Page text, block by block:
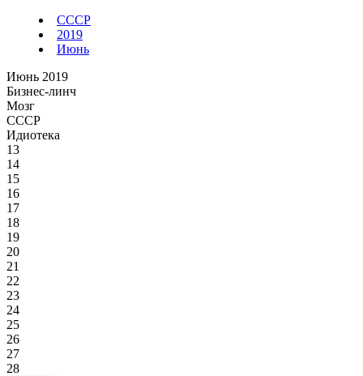
СССР
2019
Июнь
Июнь 2019
Бизнес-линч
Мозг
СССР
Идиотека
13
14
15
16
17
18
19
20
21
22
23
24
25
26
27
28